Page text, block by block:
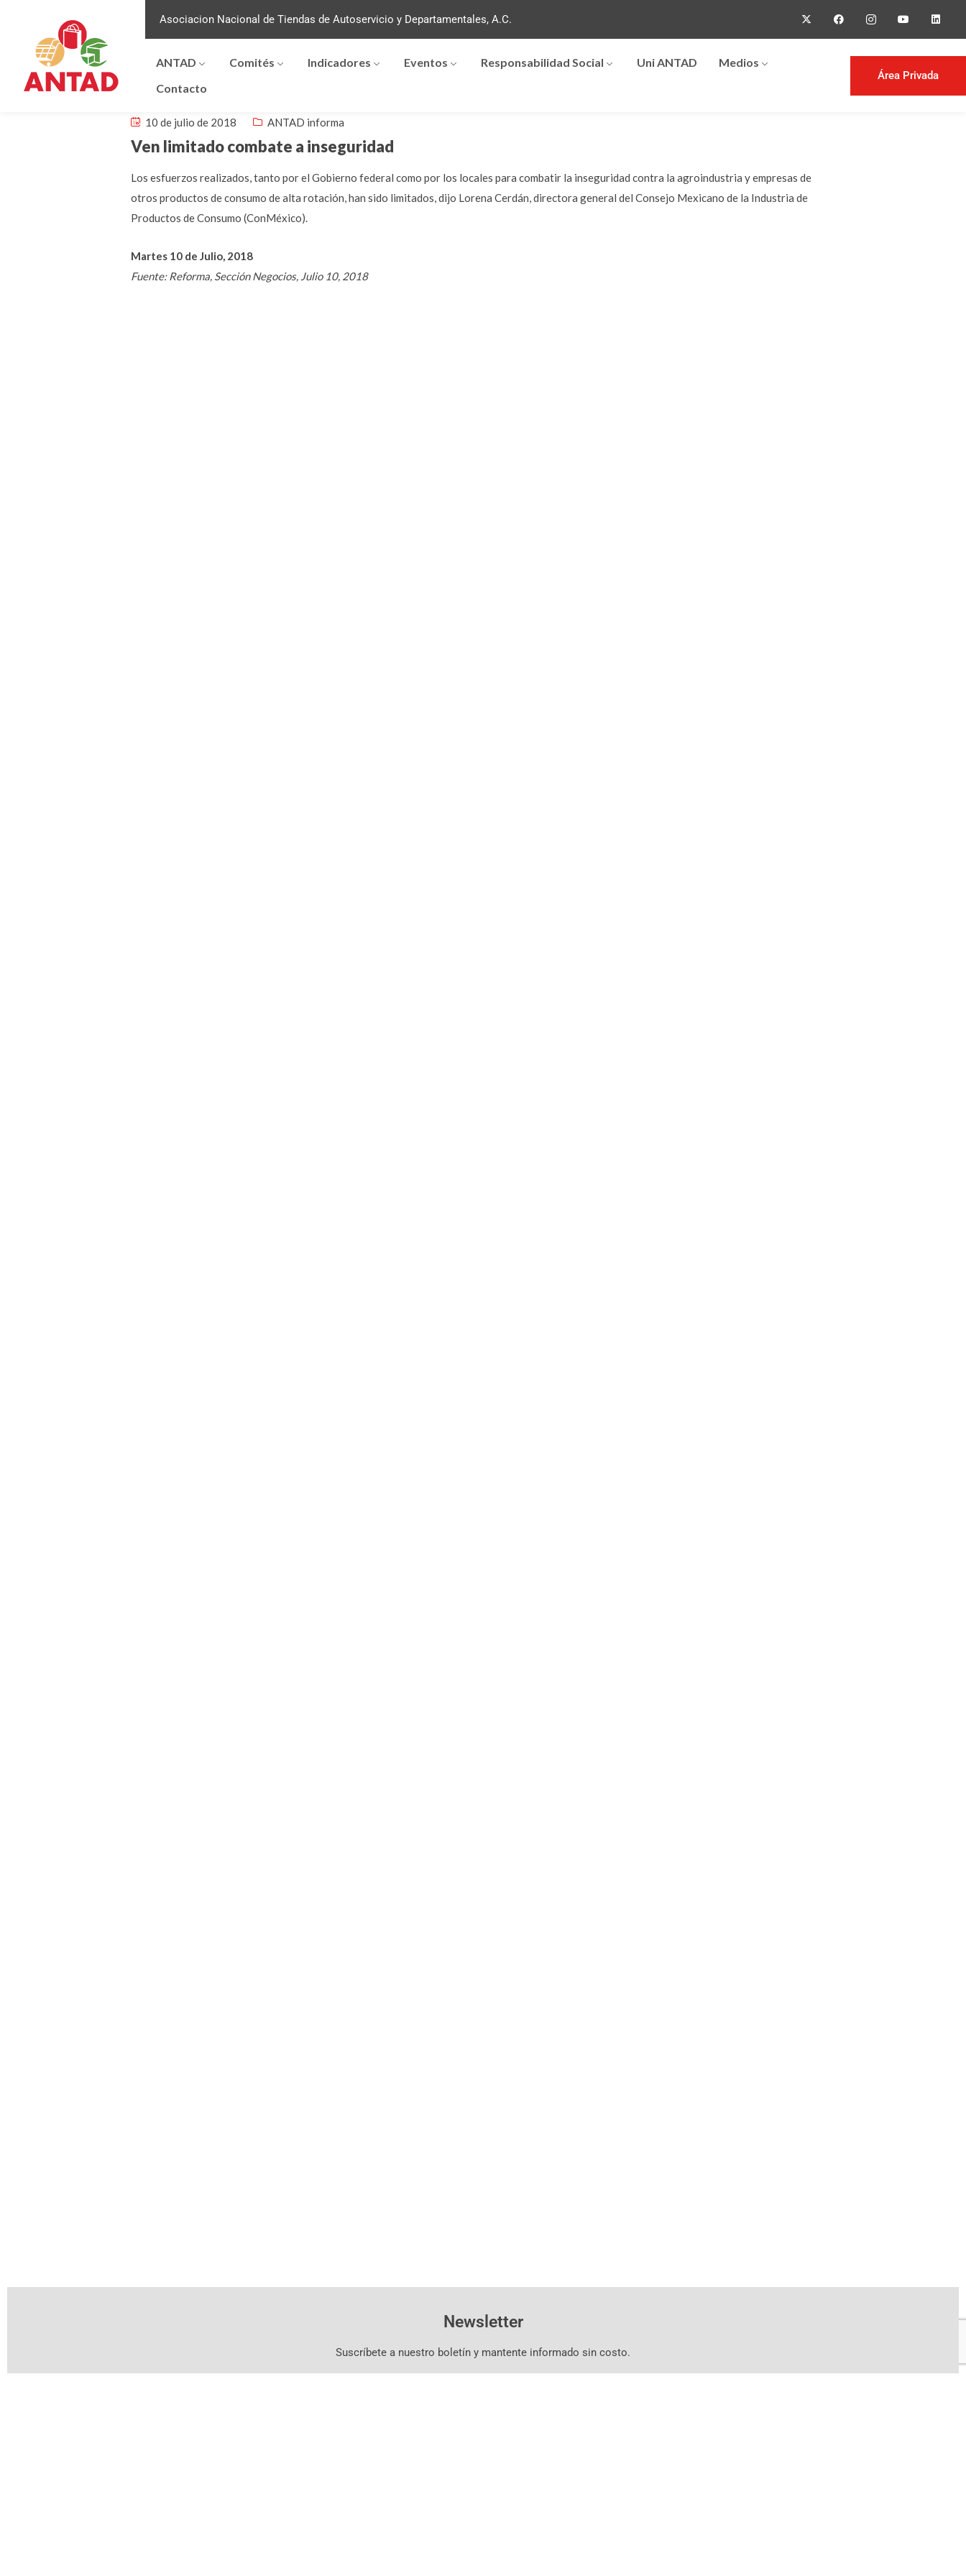
Asociacion Nacional de Tiendas de Autoservicio y Departamentales, A.C.
ANTAD Comités Indicadores Eventos Responsabilidad Social Uni ANTAD
Medios
Contacto
Área Privada
10 de julio de 2018 ANTAD informa
Ven limitado combate a inseguridad
Los esfuerzos realizados, tanto por el Gobierno federal como por los locales para combatir la inseguridad contra la agroindustria y empresas de
otros productos de consumo de alta rotación, han sido limitados, dijo Lorena Cerdán, directora general del Consejo Mexicano de la Industria de
Productos de Consumo (ConMéxico).
Martes 10 de Julio, 2018
Fuente: Reforma, Sección Negocios, Julio 10, 2018
Newsletter
Suscríbete a nuestro boletín y mantente informado sin costo.